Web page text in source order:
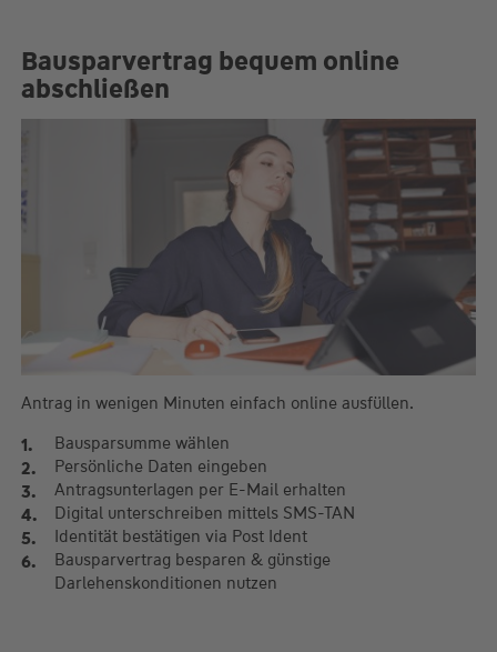
Bausparvertrag bequem online
abschließen
Antrag in wenigen Minuten einfach online ausfüllen.
Bausparsumme wählen
Persönliche Daten eingeben
Antragsunterlagen per E-Mail erhalten
Digital unterschreiben mittels SMS-TAN
Identität bestätigen via Post Ident
Bausparvertrag besparen & günstige
Darlehenskonditionen nutzen